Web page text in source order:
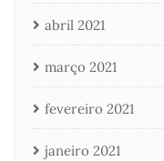
abril 2021
março 2021
fevereiro 2021
janeiro 2021